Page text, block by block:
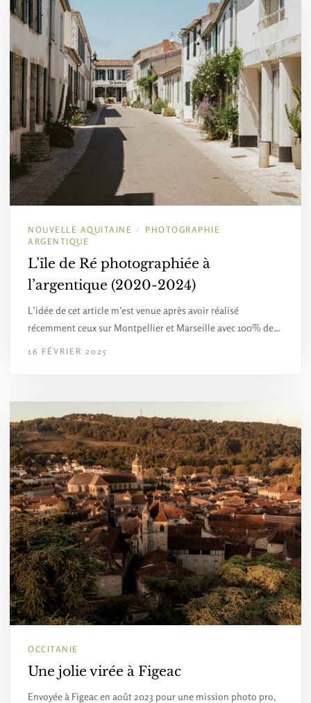
NOUVELLE AQUITAINE /
PHOTOGRAPHIE
ARGENTIQUE
L’île de Ré photographiée à
l’argentique (2020-2024)
L’idée de cet article m’est venue après avoir réalisé
récemment ceux sur Montpellier et Marseille avec 100% de…
16 FÉVRIER 2025
OCCITANIE
Une jolie virée à Figeac
Envoyée à Figeac en août 2023 pour une mission photo pro,